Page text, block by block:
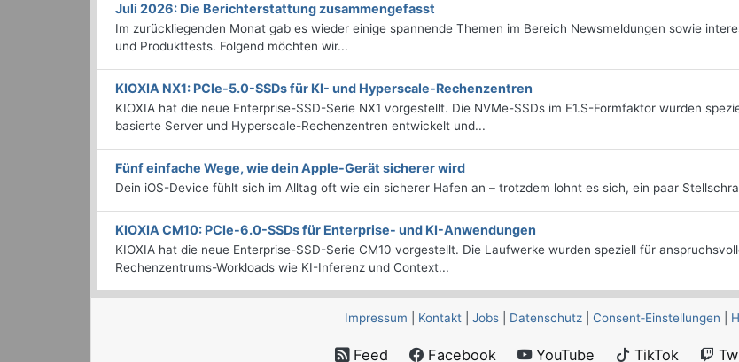
Juli 2026: Die Bericht­erstattung zusammengefasst
Im zurückliegenden Monat gab es wieder einige spannende Themen im Bereich Newsmeldungen sowie
und Produkttests. Folgend möchten wir...
KIOXIA NX1: PCIe-5.0-SSDs für KI- und Hyperscale-Rechenzentren
KIOXIA hat die neue Enterprise-SSD-Serie NX1 vorgestellt. Die NVMe-SSDs im E1.S-Formfaktor wurden
basierte Server und Hyperscale-Rechenzentren entwickelt und...
Fünf einfache Wege, wie dein Apple-Gerät sicherer wird
Dein iOS-Device fühlt sich im Alltag oft wie ein sicherer Hafen an – trotzdem lohnt es sich, ein paar
KIOXIA CM10: PCIe-6.0-SSDs für Enterprise- und KI-Anwendungen
KIOXIA hat die neue Enterprise-SSD-Serie CM10 vorgestellt. Die Laufwerke wurden speziell für
Rechenzentrums-Workloads wie KI-Inferenz und Context...
Impressum Kontakt Jobs Datenschutz Consent‑Einstellungen
Feed Facebook YouTube TikTok